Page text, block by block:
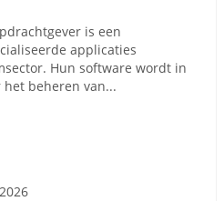
is een
applicaties
Hun software wordt in
beheren van...